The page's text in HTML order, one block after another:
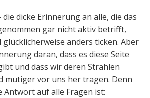
dicke Erinnerung an alle, die das
gar nicht aktiv betrifft,
anders ticken. Aber
daran, dass es diese Seite
und dass wir deren Strahlen
mutiger vor uns her tragen. Denn
Antwort auf alle Fragen ist: